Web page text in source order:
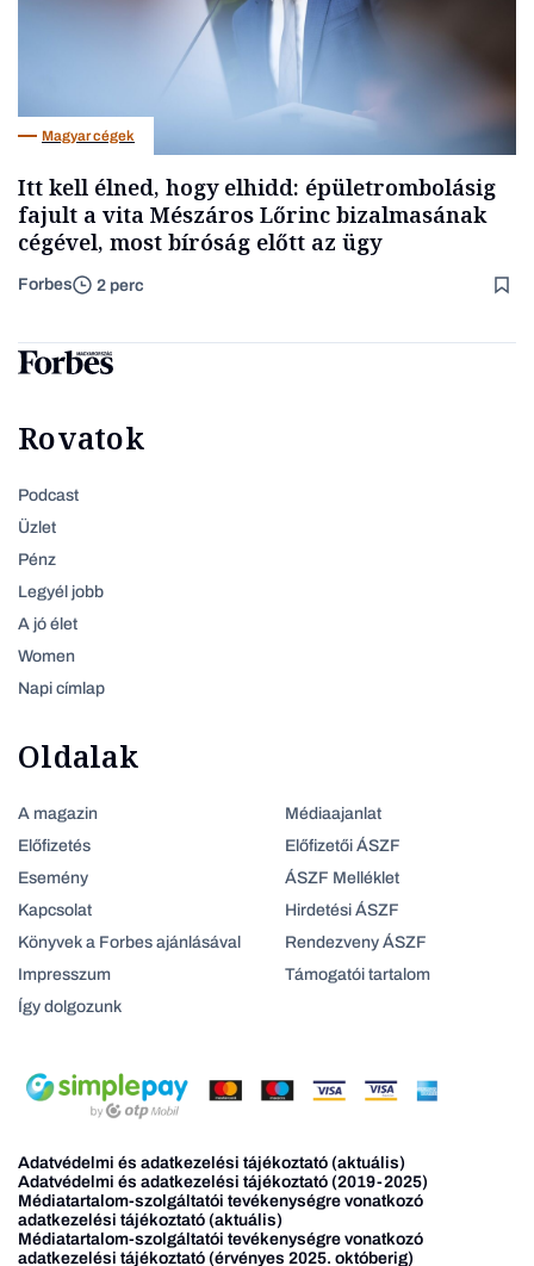
Magyar cégek
Itt kell élned, hogy elhidd: épületrombolásig
fajult a vita Mészáros Lőrinc bizalmasának
cégével, most bíróság előtt az ügy
Forbes 2 perc
Rovatok
Podcast
Üzlet
Pénz
Legyél jobb
A jó élet
Women
Napi címlap
Oldalak
A magazin
Előfizetés
Esemény
Kapcsolat
Könyvek a Forbes ajánlásával
Impresszum
Így dolgozunk
Médiaajanlat
Előfizetői ÁSZF
ÁSZF Melléklet
Hirdetési ÁSZF
Rendezveny ÁSZF
Támogatói tartalom
Adatvédelmi és adatkezelési tájékoztató (aktuális)
Adatvédelmi és adatkezelési tájékoztató (2019-2025)
Médiatartalom-szolgáltatói tevékenységre vonatkozó
adatkezelési tájékoztató (aktuális)
Médiatartalom-szolgáltatói tevékenységre vonatkozó
adatkezelési tájékoztató (érvényes 2025. októberig)